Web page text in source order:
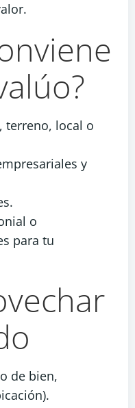
terreno, local o
y
o
para tu
de bien,